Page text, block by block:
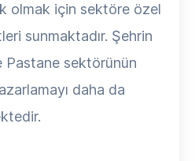
olmak için sektöre özel
sunmaktadır. Şehrin
sektörünün
daha da